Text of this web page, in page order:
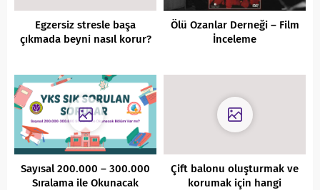
Egzersiz stresle başa
çıkmada beyni nasıl korur?
Ölü Ozanlar Derneği – Film
İnceleme
Sayısal 200.000 – 300.000
Sıralama ile Okunacak
Çift balonu oluşturmak ve
korumak için hangi